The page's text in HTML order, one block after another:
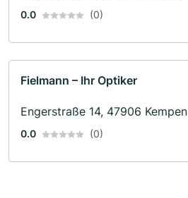
0.0 (0)
Fielmann – Ihr Optiker
Engerstraße 14, 47906 Kempen
0.0 (0)